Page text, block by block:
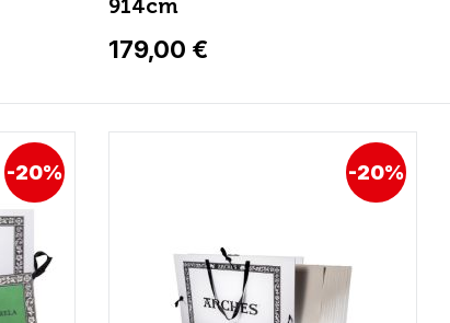
914cm
179,00 €
-20% -20%